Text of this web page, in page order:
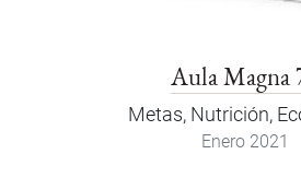
Aula Magna
Metas, Nutrición,
Enero 2021